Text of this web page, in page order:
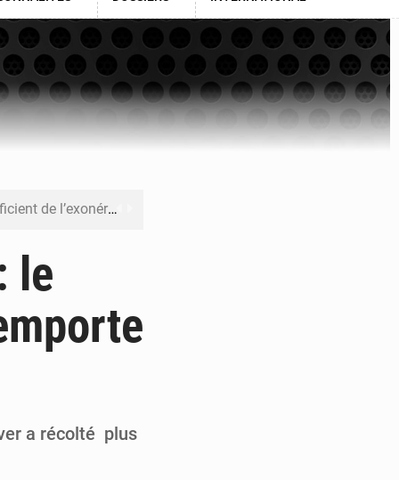
reste en vigueur (Mise au point)
argent avec l’USDT
des enfants handicapés
le
a récolté plus